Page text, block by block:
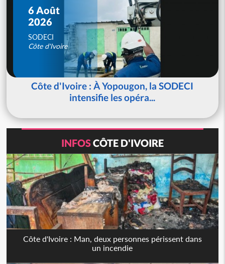
6 Août
2026
SODECI
Côte d'Ivoire
Côte d'Ivoire : À Yopougon, la SODECI
intensifie les opéra...
INFOSCÔTE D'IVOIRE
Côte d'Ivoire : Man, deux personnes périssent dans
un incendie